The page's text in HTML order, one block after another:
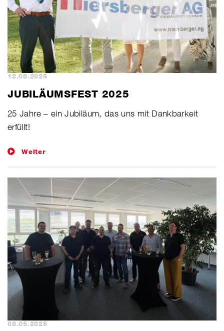
12.08.2025
JUBILÄUMSFEST 2025
​25 Jahre – ein Jubiläum, das uns mit Dankbarkeit
erfüllt!
Weiter
08.05.2025